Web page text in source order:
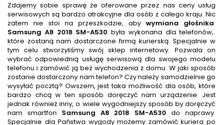
Zdajemy sobie sprawę że oferowane przez nas ceny usług
serwisowych są bardzo atrakcyjne dla osób z całego kraju. Nic
zatem nie stoi na przeszkodzie, aby wymiana głośnika
Samsung A8 2018 SM-A530 była wykonana dla telefonów,
które zostaną nam dostarczone firmą kurierską. Specjalnie w
tym celu stworzyliśmy swój sklep internetowy. Pozwala on
wybrać odpowiednią usługę serwisową dla swojego modelu
telefonu i zamówić ją bez wychodzenia z domu. W jaki sposób
zostanie dostarczony nam telefon? Czy należy samodzielnie go
wysyłać pocztą? Owszem, jest taka możliwość dla osób, które
bardzo chcą w ten sposób doręczyć nam urządzenie. Jest
jednak również inny, o wiele wygodniejszy sposób by doręczyć
nam smartfon Samsung A8 2018 SM-A530 do naprawy.
Specjalnie dla Państwa wygody możemy zamówić kuriera po